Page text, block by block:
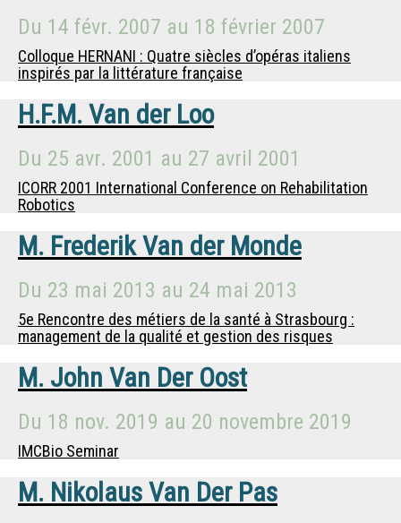
Du 14 févr. 2007 au 18 février 2007
Colloque HERNANI : Quatre siècles d’opéras italiens
inspirés par la littérature française
H.F.M. Van der Loo
Du 25 avr. 2001 au 27 avril 2001
ICORR 2001 International Conference on Rehabilitation
Robotics
M. Frederik Van der Monde
Du 23 mai 2013 au 24 mai 2013
5e Rencontre des métiers de la santé à Strasbourg :
management de la qualité et gestion des risques
M. John Van Der Oost
Du 18 nov. 2019 au 20 novembre 2019
IMCBio Seminar
M. Nikolaus Van Der Pas